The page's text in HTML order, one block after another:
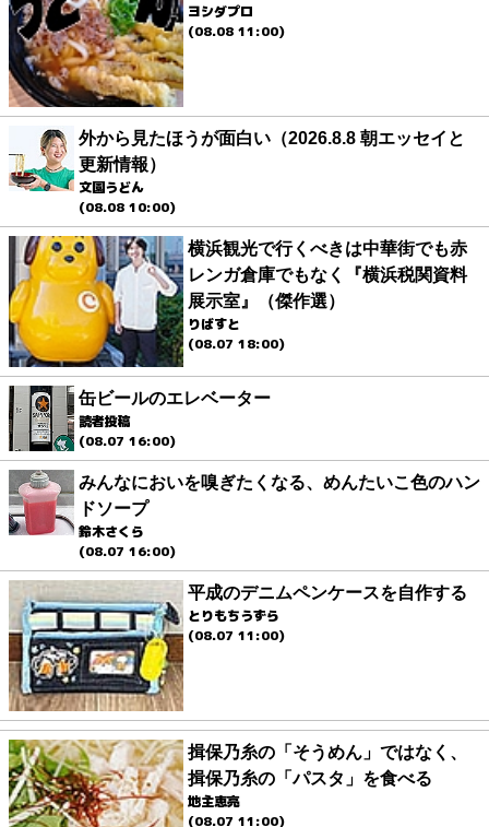
ヨシダプロ
(08.08 11:00)
外から見たほうが面白い（2026.8.8 朝エッセイと
更新情報）
文園うどん
(08.08 10:00)
横浜観光で行くべきは中華街でも赤
レンガ倉庫でもなく『横浜税関資料
展示室』（傑作選）
りばすと
(08.07 18:00)
缶ビールのエレベーター
読者投稿
(08.07 16:00)
みんなにおいを嗅ぎたくなる、めんたいこ色のハン
ドソープ
鈴木さくら
(08.07 16:00)
平成のデニムペンケースを自作する
とりもちうずら
(08.07 11:00)
揖保乃糸の「そうめん」ではなく、
揖保乃糸の「パスタ」を食べる
地主恵亮
(08.07 11:00)